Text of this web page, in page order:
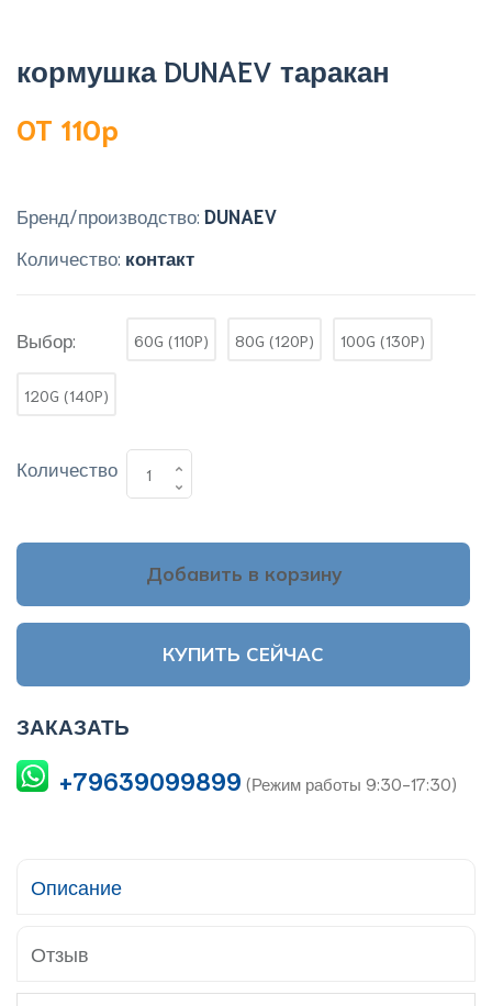
кормушка DUNAEV таракан
OT 110p
Бренд/производство: DUNAEV
Количество: контакт
Выбор: 60G (110P) 80G (120P) 100G (130P)
120G (140P)
Количество
Добавить в корзину
КУПИТЬ СЕЙЧАС
ЗАКАЗАТЬ
+79639099899 (Режим работы 9:30-17:30)
Описание
Отзыв